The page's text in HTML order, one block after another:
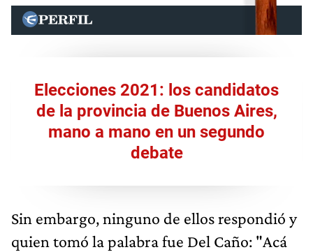
Elecciones 2021: los candidatos
de la provincia de Buenos Aires,
mano a mano en un segundo
debate
Sin embargo, ninguno de ellos respondió y
quien tomó la palabra fue Del Caño: "Acá